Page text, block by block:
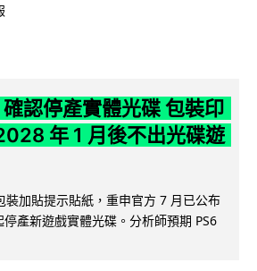
認停產實體光碟 包裝印
年 1 月後不出光碟遊
裝加貼提示貼紙，重申官方 7 月已公布
產新遊戲實體光碟。分析師預期 PS6